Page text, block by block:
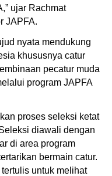
ujar Rachmat
JAPFA.
nyata mendukung
khususnya catur
pecatur muda
program JAPFA
proses seleksi ketat
diawali dengan
di area program
bermain catur.
untuk melihat